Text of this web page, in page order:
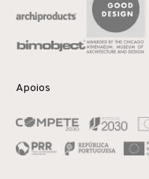
Apoios